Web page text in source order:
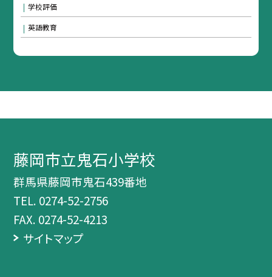
学校評価
英語教育
藤岡市立鬼石小学校
群馬県藤岡市鬼石439番地
TEL. 0274-52-2756
FAX. 0274-52-4213
サイトマップ